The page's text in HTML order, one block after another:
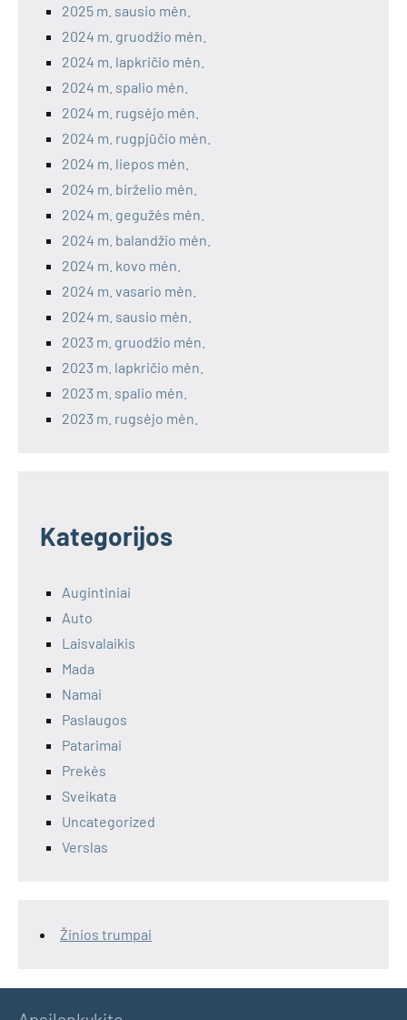
2025 m. sausio mėn.
2024 m. gruodžio mėn.
2024 m. lapkričio mėn.
2024 m. spalio mėn.
2024 m. rugsėjo mėn.
2024 m. rugpjūčio mėn.
2024 m. liepos mėn.
2024 m. birželio mėn.
2024 m. gegužės mėn.
2024 m. balandžio mėn.
2024 m. kovo mėn.
2024 m. vasario mėn.
2024 m. sausio mėn.
2023 m. gruodžio mėn.
2023 m. lapkričio mėn.
2023 m. spalio mėn.
2023 m. rugsėjo mėn.
Kategorijos
Augintiniai
Auto
Laisvalaikis
Mada
Namai
Paslaugos
Patarimai
Prekės
Sveikata
Uncategorized
Verslas
Žinios trumpai